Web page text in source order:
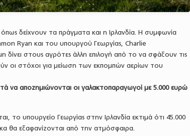
δείχνουν τα πράγματα και η Ιρλανδία. Η συμφωνία
Ryan και του υπουργού Γεωργίας, Charlie
δίνει στους αγρότες άλλη επιλογή από το να σφάξουν τις
οι στόχοι για μείωση των εκπομπών αερίων του
να αποζημιώνονται οι γαλακτοπαραγωγοί με 5.000 ευρώ
το υπουργείο Γεωργίας στην Ιρλανδία εκτιμά ότι 45.000
θα εξαφανίζονται από την ατμόσφαιρα.